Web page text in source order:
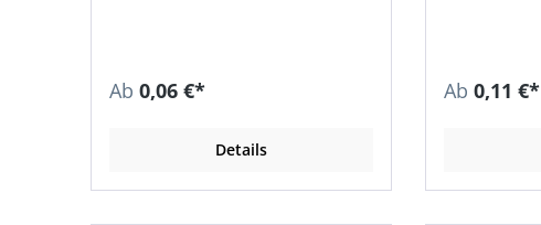
Ab 0,06 €*
Details
Ab 0,11 €*